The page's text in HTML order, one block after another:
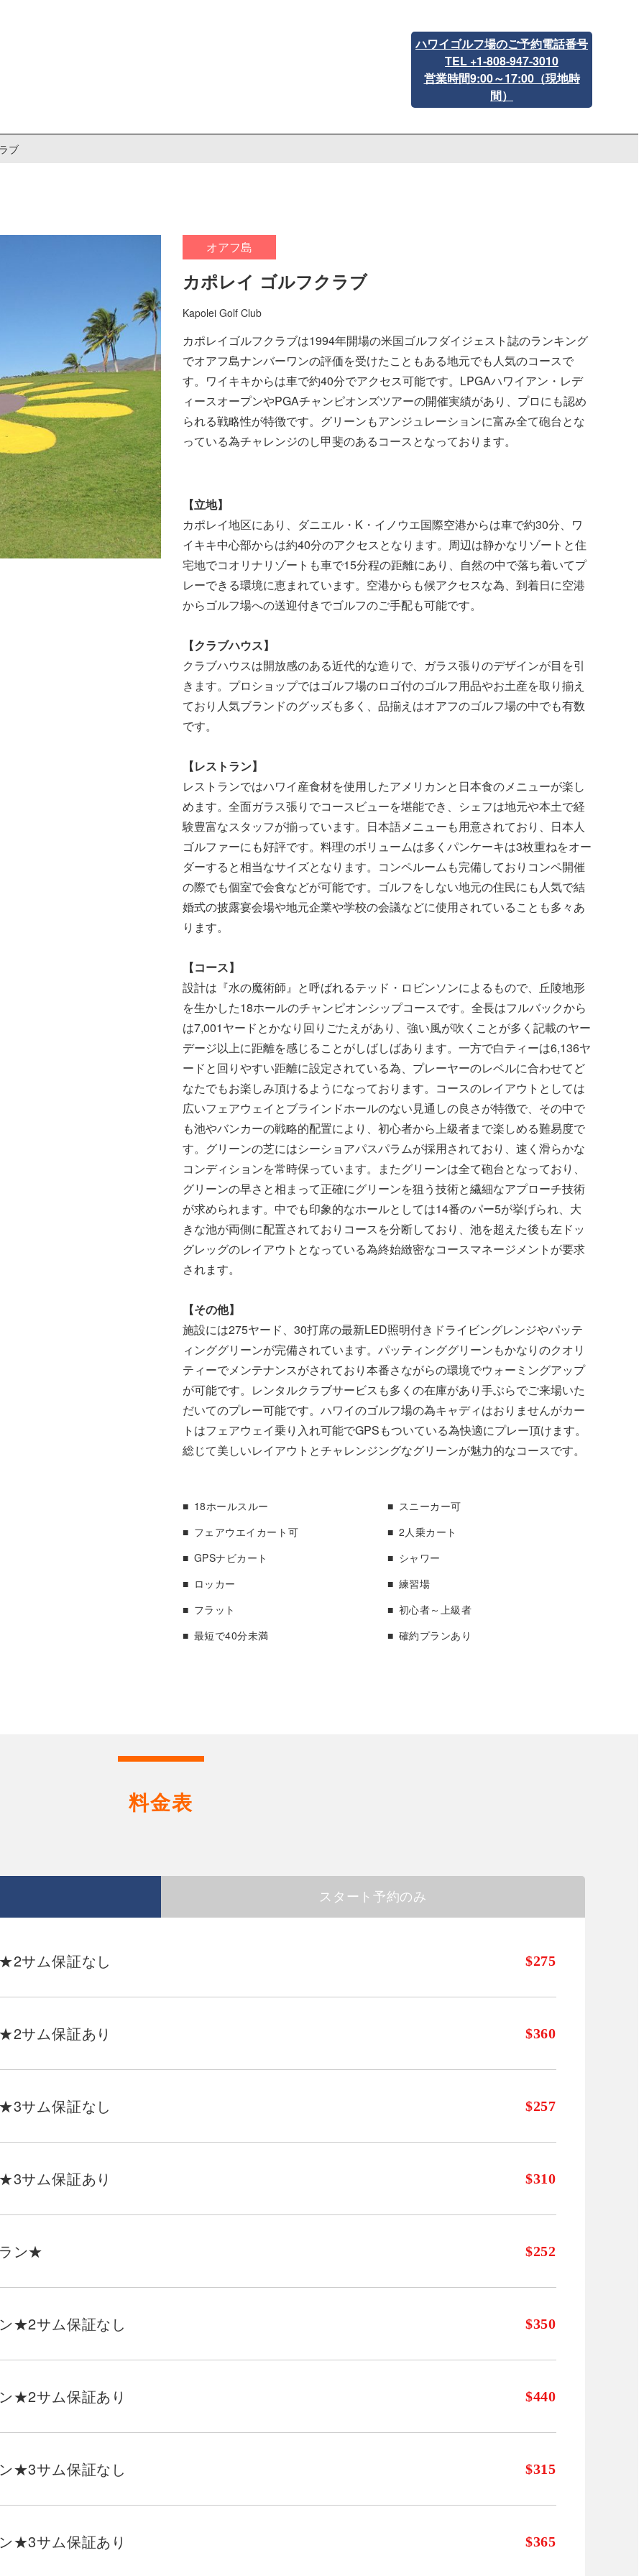
ハワイゴルフ場のご予約電話番号
TEL +1-808-947-3010
営業時間9:00～17:00（現地時
間）
ブ
オアフ島
カポレイ ゴルフクラブ
Kapolei Golf Club
カポレイゴルフクラブは1994年開場の米国ゴルフダイジェスト誌のランキング
でオアフ島ナンバーワンの評価を受けたこともある地元でも人気のコースで
す。ワイキキからは車で約40分でアクセス可能です。LPGAハワイアン・レデ
ィースオープンやPGAチャンピオンズツアーの開催実績があり、プロにも認め
られる戦略性が特徴です。グリーンもアンジュレーションに富み全て砲台とな
っている為チャレンジのし甲斐のあるコースとなっております。
【立地】
カポレイ地区にあり、ダニエル・K・イノウエ国際空港からは車で約30分、ワ
イキキ中心部からは約40分のアクセスとなります。周辺は静かなリゾートと住
宅地でコオリナリゾートも車で15分程の距離にあり、自然の中で落ち着いてプ
レーできる環境に恵まれています。空港からも候アクセスな為、到着日に空港
からゴルフ場への送迎付きでゴルフのご手配も可能です。
【クラブハウス】
クラブハウスは開放感のある近代的な造りで、ガラス張りのデザインが目を引
きます。プロショップではゴルフ場のロゴ付のゴルフ用品やお土産を取り揃え
ており人気ブランドのグッズも多く、品揃えはオアフのゴルフ場の中でも有数
です。
【レストラン】
レストランではハワイ産食材を使用したアメリカンと日本食のメニューが楽し
めます。全面ガラス張りでコースビューを堪能でき、シェフは地元や本土で経
験豊富なスタッフが揃っています。日本語メニューも用意されており、日本人
ゴルファーにも好評です。料理のボリュームは多くパンケーキは3枚重ねをオー
ダーすると相当なサイズとなります。コンペルームも完備しておりコンペ開催
の際でも個室で会食などが可能です。ゴルフをしない地元の住民にも人気で結
婚式の披露宴会場や地元企業や学校の会議などに使用されていることも多々あ
ります。
【コース】
設計は『水の魔術師』と呼ばれるテッド・ロビンソンによるもので、丘陵地形
を生かした18ホールのチャンピオンシップコースです。全長はフルバックから
は7,001ヤードとかなり回りごたえがあり、強い風が吹くことが多く記載のヤー
デージ以上に距離を感じることがしばしばあります。一方で白ティーは6,136ヤ
ードと回りやすい距離に設定されている為、プレーヤーのレベルに合わせてど
なたでもお楽しみ頂けるようになっております。コースのレイアウトとしては
広いフェアウェイとブラインドホールのない見通しの良さが特徴で、その中で
も池やバンカーの戦略的配置により、初心者から上級者まで楽しめる難易度で
す。グリーンの芝にはシーショアパスパラムが採用されており、速く滑らかな
コンディションを常時保っています。またグリーンは全て砲台となっており、
グリーンの早さと相まって正確にグリーンを狙う技術と繊細なアプローチ技術
が求められます。中でも印象的なホールとしては14番のパー5が挙げられ、大
きな池が両側に配置されておりコースを分断しており、池を超えた後も左ドッ
グレッグのレイアウトとなっている為終始緻密なコースマネージメントが要求
されます。
【その他】
施設には275ヤード、30打席の最新LED照明付きドライビングレンジやパッテ
ィンググリーンが完備されています。パッティンググリーンもかなりのクオリ
ティーでメンテナンスがされており本番さながらの環境でウォーミングアップ
が可能です。レンタルクラブサービスも多くの在庫があり手ぶらでご来場いた
だいてのプレー可能です。ハワイのゴルフ場の為キャディはおりませんがカー
トはフェアウェイ乗り入れ可能でGPSもついている為快適にプレー頂けます。
総じて美しいレイアウトとチャレンジングなグリーンが魅力的なコースです。
18ホールスルー
スニーカー可
フェアウエイカート可
2人乗カート
GPSナビカート
シャワー
ロッカー
練習場
フラット
初心者～上級者
最短で40分未満
確約プランあり
料金表
スタート予約のみ
サム保証なし $275
サム保証あり $360
サム保証なし $257
サム保証あり $310
ン★ $252
★2サム保証なし $350
★2サム保証あり $440
★3サム保証なし $315
★3サム保証あり $365